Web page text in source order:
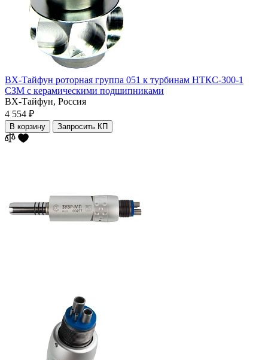
ВХ-Тайфун роторная группа 051 к турбинам НТКС-300-1
СЗМ с керамическими подшипниками
ВХ-Тайфун, Россия
4 554 ₽
В корзину Запросить КП